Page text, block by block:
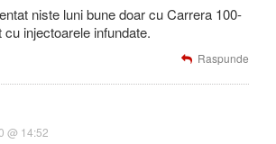
niste luni bune doar cu Carrera 100-
injectoarele infundate.
Raspunde
@ 14:52